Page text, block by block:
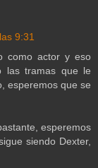
9:31
como actor y eso
las tramas que le
esperemos que se
esperemos
siendo Dexter,